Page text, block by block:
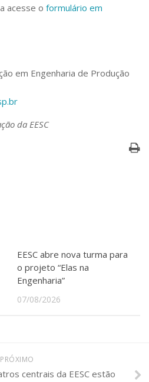
acesse o formulário em
em Engenharia de Produção
da EESC
EESC abre nova turma para
o projeto “Elas na
Engenharia”
07/08/2026
PRÓXIMO
centrais da EESC estão